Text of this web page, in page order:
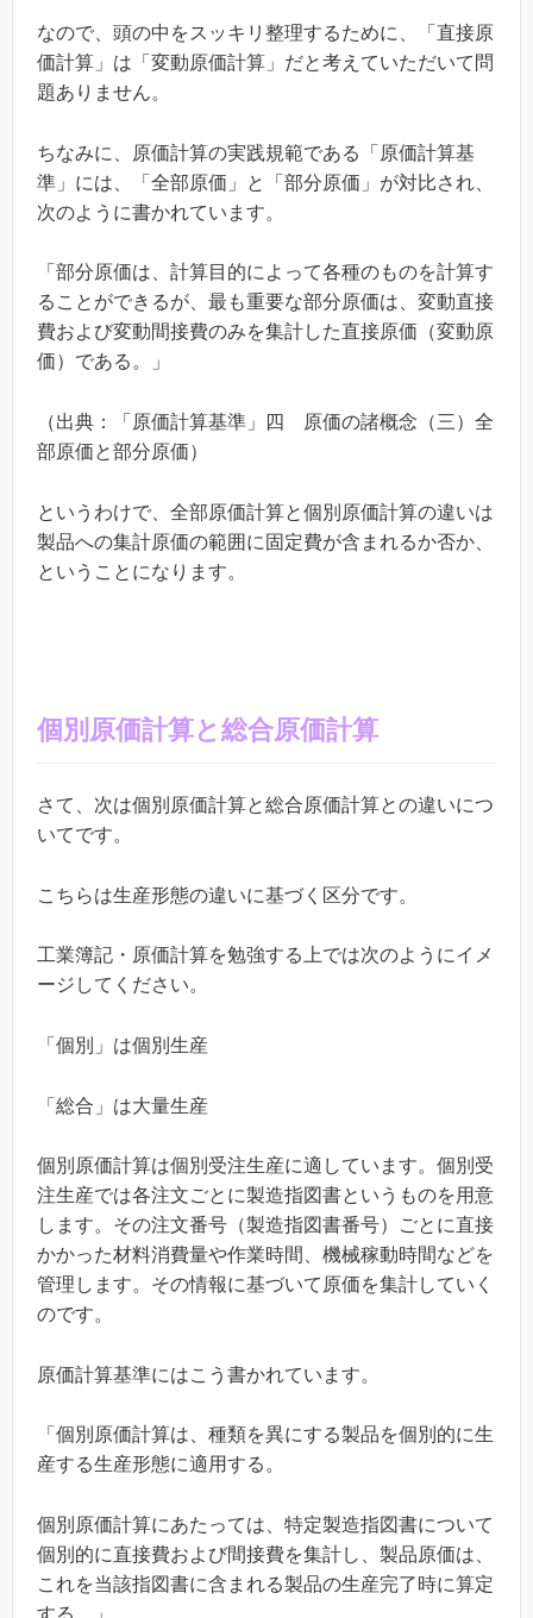
なので、頭の中をスッキリ整理するために、「直接原
価計算」は「変動原価計算」だと考えていただいて問
題ありません。
ちなみに、原価計算の実践規範である「原価計算基
準」には、「全部原価」と「部分原価」が対比され、
次のように書かれています。
「部分原価は、計算目的によって各種のものを計算す
ることができるが、最も重要な部分原価は、変動直接
費および変動間接費のみを集計した直接原価（変動原
価）である。」
（出典：「原価計算基準」四 原価の諸概念（三）全
部原価と部分原価）
というわけで、全部原価計算と個別原価計算の違いは
製品への集計原価の範囲に固定費が含まれるか否か、
ということになります。
個別原価計算と総合原価計算
さて、次は個別原価計算と総合原価計算との違いにつ
いてです。
こちらは生産形態の違いに基づく区分です。
工業簿記・原価計算を勉強する上では次のようにイメ
ージしてください。
「個別」は個別生産
「総合」は大量生産
個別原価計算は個別受注生産に適しています。個別受
注生産では各注文ごとに製造指図書というものを用意
します。その注文番号（製造指図書番号）ごとに直接
かかった材料消費量や作業時間、機械稼動時間などを
管理します。その情報に基づいて原価を集計していく
のです。
原価計算基準にはこう書かれています。
「個別原価計算は、種類を異にする製品を個別的に生
産する生産形態に適用する。
個別原価計算にあたっては、特定製造指図書について
個別的に直接費および間接費を集計し、製品原価は、
これを当該指図書に含まれる製品の生産完了時に算定
する。」